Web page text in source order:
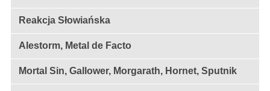
Reakcja Słowiańska
Alestorm, Metal de Facto
Mortal Sin, Gallower, Morgarath, Hornet, Sputnik